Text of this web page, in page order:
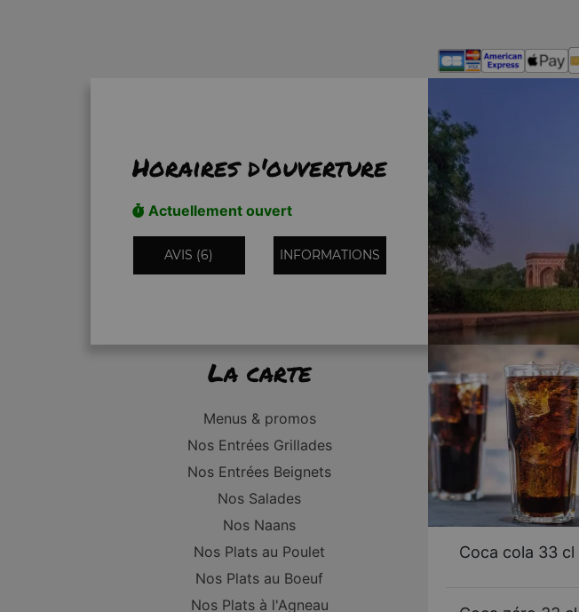
Horaires d'ouverture
Actuellement ouvert
AVIS (6) INFORMATIONS
La carte
Menus & promos
Nos Entrées Grillades
Nos Entrées Beignets
Nos Salades
Nos Naans
Nos Plats au Poulet
Nos Plats au Boeuf
Nos Plats à l'Agneau
Coca cola 33 cl